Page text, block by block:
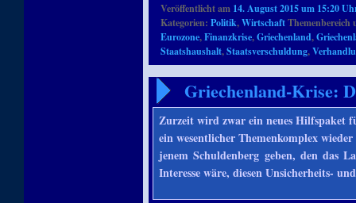
Veröffentlicht am 14. August 2015 um 15:20
Kategorien:Politik,Wirtschaft
Eurozone,Finanzkrise,Griechenland,
Staatshaushalt,Staatsverschuldung,
Griechenland-Krise:
Zurzeit wird zwar ein neues Hilfspaket
ein wesentlicher Themenkomplex
jenem Schuldenberg geben, den das
Interesse wäre, diesen Unsicherheits-